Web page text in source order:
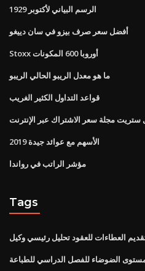
الرسم البياني لأكتوبر 1929
أفضل سعر صرف بيزو في سان دييغو
Stoxx أوروبا 600 المكونات
ما هو معدل الريبو الحالي الريبو
قواعد التداول الكثير الغريب
ستريت مجلة سعر الاشتراك عبر الإنترنت
الأسهم مع عوائد جيدة 2019
مؤشر الراتب في رواندا
Tags
العطاءات للعقود تحليل رئيسي وكيل
الضوضاء للفصل الدراسي للطباعة